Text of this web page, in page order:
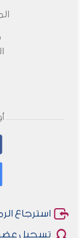
استرجاع
تسجيل